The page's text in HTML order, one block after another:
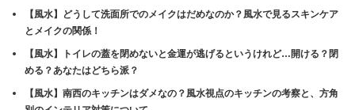
す) ィ
ン
ド
で
開
き
す)
す)
【風水】どうして洗面所でのメイクはだめなのか？風水で見るスキンケア
とメイクの関係！
【風水】トイレの蓋を閉めないと金運が逃げるというけれど…開ける？閉
める？あなたはどちら派？
【風水】南西のキッチンはダメなの？風水視点のキッチンの考察と、方角